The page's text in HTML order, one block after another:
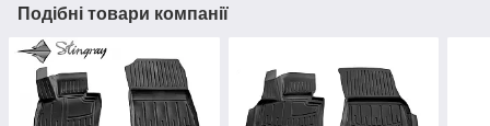
Подібні товари компанії